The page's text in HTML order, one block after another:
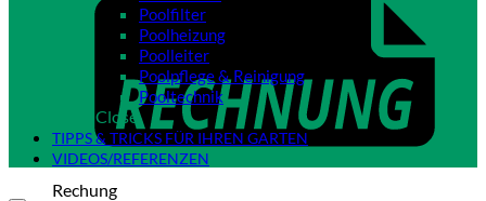
Rechung
Poolfilter
Poolheizung
Poolleiter
Poolpflege & Reinigung
Pooltechnik
Close
TIPPS & TRICKS FÜR IHREN GARTEN
VIDEOS/REFERENZEN